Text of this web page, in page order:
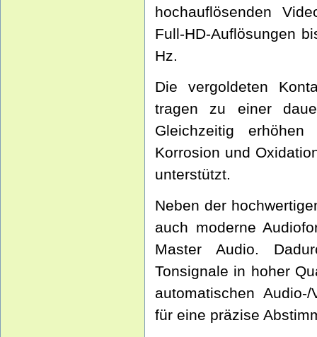
hochauflösenden
Full-HD-Auflösungen
Hz.
Die vergoldeten
tragen zu einer
Gleichzeitig
Korrosion und
unterstützt.
Neben der
auch moderne
Master Audio.
Tonsignale in hoher
automatischen
für eine präzise